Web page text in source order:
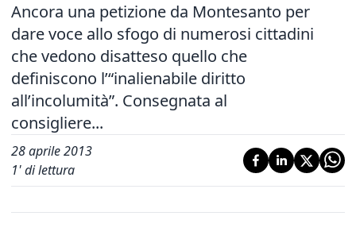
Ancora una petizione da Montesanto per
dare voce allo sfogo di numerosi cittadini
che vedono disatteso quello che
definiscono l’“inalienabile diritto
all’incolumità”. Consegnata al
consigliere...
28 aprile 2013
1' di lettura